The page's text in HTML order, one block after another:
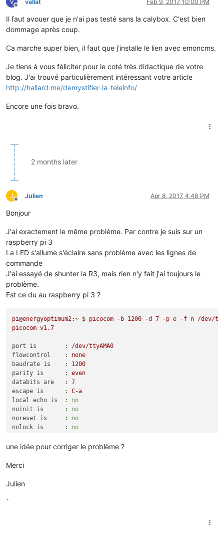
V
Offline
vallat Feb 9, 2017, 10:00 PM
Il faut avouer que je n'ai pas testé sans la calybox. C'est bien
dommage après coup.
Ca marche super bien, il faut que j'installe le lien avec emoncms.
Je tiens à vous féliciter pour le coté très didactique de votre
blog. J'ai trouvé particulièrement intéressant votre article
http://hallard.me/demystifier-la-teleinfo/
Encore une fois bravo.
2 months later
J
Offline
Julien Apr 8, 2017, 4:48 PM
Bonjour
J'ai exactement le même problème. Par contre je suis sur un
raspberry pi 3
La LED s'allume s'éclaire sans problème avec les lignes de
commande
J'ai essayé de shunter la R3, mais rien n'y fait j'ai toujours le
problème.
Est ce du au raspberry pi 3 ?
pi@energyoptimum2:~ $ picocom -b 1200 -d 7 -p e -f n /dev/
picocom v1.7
port is        :
/dev/ttyAMA0
flowcontrol    :
none
baudrate is    :
1200
parity is      :
even
databits are   :
7
escape is      :
C-a
local echo is  :
no
noinit is      :
no
noreset is     :
no
nolock is      :
no
receive_cmd is :
rz -vv
omap is        :
une idée pour corriger le problème ?
Merci
Julien
`